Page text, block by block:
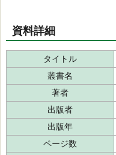
資料詳細
タイトル
叢書名
著者
出版者
出版年
ページ数